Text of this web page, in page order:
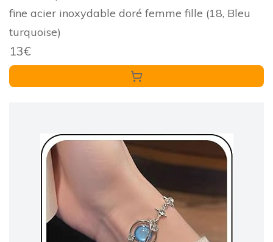
fine acier inoxydable doré femme fille (18, Bleu
turquoise)
13€